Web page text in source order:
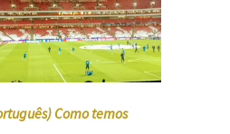
Como temos